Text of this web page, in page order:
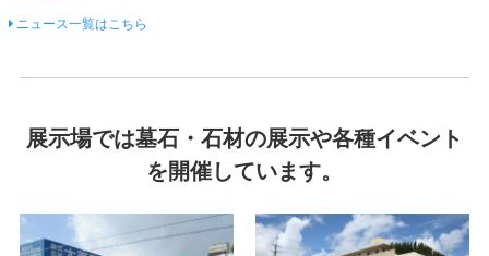
ニュース一覧はこちら
展示場では墓石・石材の展示や各種イベント
を開催しています。